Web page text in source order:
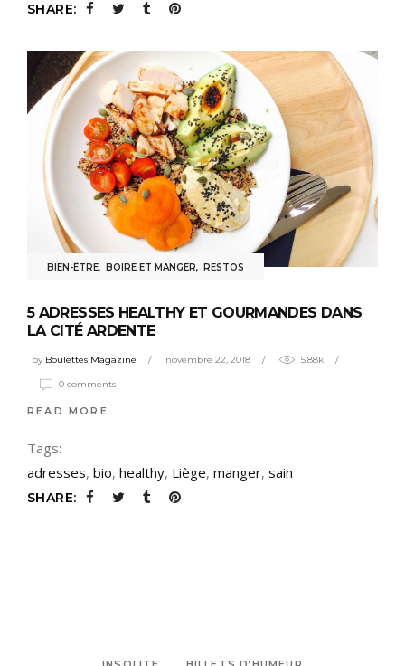
SHARE:
BIEN-ÊTRE, BOIRE ET MANGER, RESTOS
5 ADRESSES HEALTHY ET GOURMANDES DANS
LA CITÉ ARDENTE
by Boulettes Magazine novembre 22, 2018 5.88k
0 comments
READ MORE
Tags:
adresses, bio, healthy, Liège, manger, sain
SHARE: